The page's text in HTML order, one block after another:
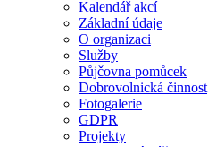
Kalendář akcí
Základní údaje
O organizaci
Služby
Půjčovna pomůcek
Dobrovolnická činnost
Fotogalerie
GDPR
Projekty